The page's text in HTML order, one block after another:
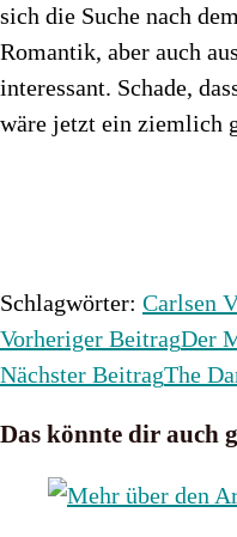
sich die Suche nach
Romantik, aber auch
interessant. Schade,
wäre jetzt ein ziemlich
Schlagwörter: Carlsen
Weitere
Artikel
Vorheriger BeitragDer
Nächster BeitragThe
Das könnte dir auch